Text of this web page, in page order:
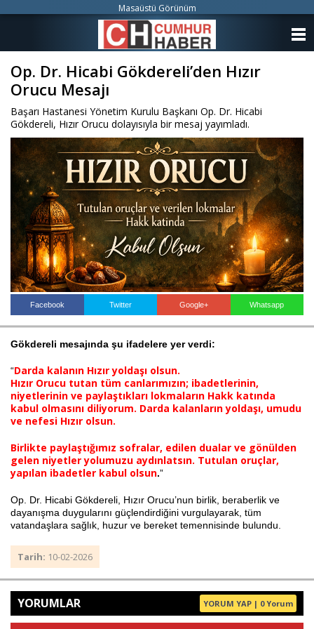
Op. Dr. Hicabi Gökdereli’den Hızır
Orucu Mesajı
Başarı Hastanesi Yönetim Kurulu Başkanı Op. Dr. Hicabi
Gökdereli, Hızır Orucu dolayısıyla bir mesaj yayımladı.
Facebook Twitter Google+ Whatsapp
Gökdereli mesajında şu ifadelere yer verdi:
“Darda kalanın Hızır yoldaşı olsun.
Hızır Orucu tutan tüm canlarımızın; ibadetlerinin,
niyetlerinin ve paylaştıkları lokmaların Hakk katında
kabul olmasını diliyorum. Darda kalanların yoldaşı, umudu
ve nefesi Hızır olsun.
Birlikte paylaştığımız sofralar, edilen dualar ve gönülden
gelen niyetler yolumuzu aydınlatsın. Tutulan oruçlar,
yapılan ibadetler kabul olsun.”
Op. Dr. Hicabi Gökdereli, Hızır Orucu’nun birlik, beraberlik ve
dayanışma duygularını güçlendirdiğini vurgulayarak, tüm
vatandaşlara sağlık, huzur ve bereket temennisinde bulundu.
Tarih: 10-02-2026
YORUMLAR YORUM YAP | 0 Yorum
Masaüstü Görünüm
KATEGORİLER
ANKETLER
FOTO GALERİ
VİDEO GALERİ
KÜNYE
İLETİŞİM